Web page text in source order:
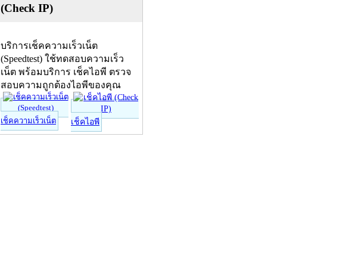
(Check IP)
บริการเช็คความเร็วเน็ต
(Speedtest) ใช้ทดสอบความเร็ว
เน็ต พร้อมบริการ เช็คไอพี ตรวจ
สอบความถูกต้องไอพีของคุณ
เช็คความเร็วเน็ต เช็คไอพี